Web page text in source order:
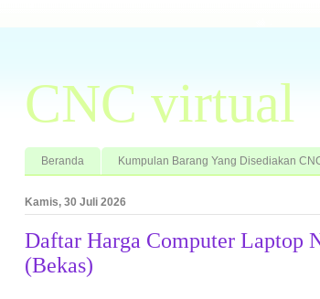
CNC virtual
Beranda Kumpulan Barang Yang Disediakan
Kamis, 30 Juli 2026
Daftar Harga Computer Laptop
(Bekas)